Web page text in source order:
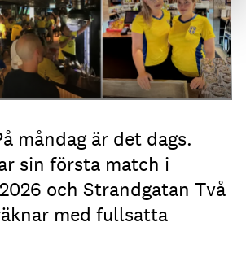
måndag är det dags.
sin första match i
och Strandgatan Två
med fullsatta